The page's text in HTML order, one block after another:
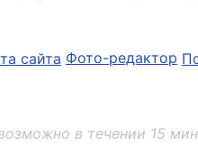
сайта Фото-редактор
в течении 15 мин